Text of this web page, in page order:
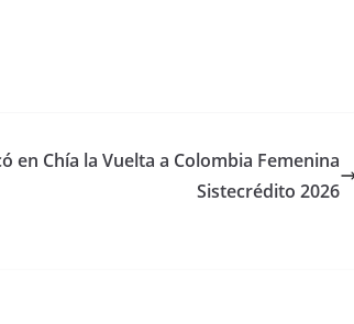
en Chía la Vuelta a Colombia Femenina
Sistecrédito 2026